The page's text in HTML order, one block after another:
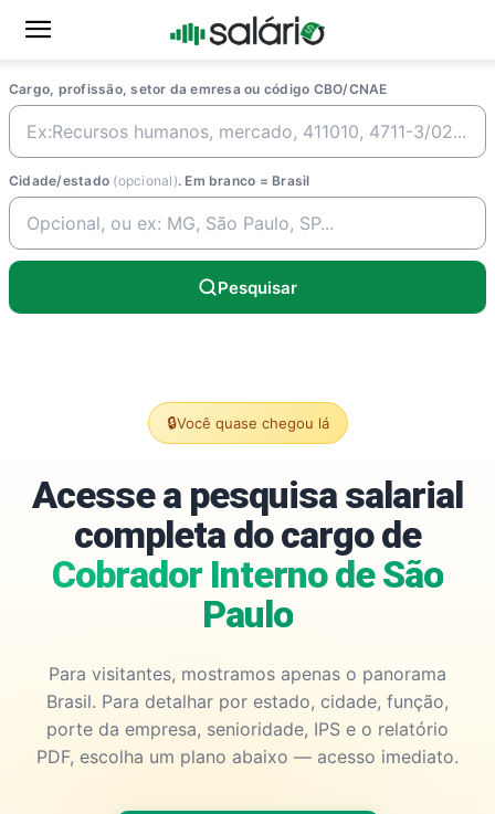
Cargo, profissão, setor da emresa ou código CBO/CNAE
Cidade/estado (opcional). Em branco = Brasil
Pesquisar
🔒Você quase chegou lá
Acesse a pesquisa salarial
completa do cargo de
Cobrador Interno de São
Paulo
Para visitantes, mostramos apenas o panorama
Brasil. Para detalhar por estado, cidade, função,
porte da empresa, senioridade, IPS e o relatório
PDF, escolha um plano abaixo — acesso imediato.